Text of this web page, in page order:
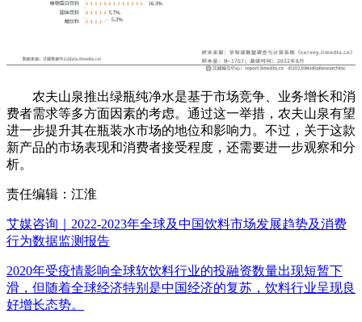
农夫山泉推出绿瓶纯净水是基于市场竞争、业务增长和消
费者需求等多方面因素的考虑。通过这一举措，农夫山泉有望
进一步提升其在瓶装水市场的地位和影响力。不过，关于这款
新产品的市场表现和消费者接受程度，还需要进一步观察和分
析。
责任编辑：江淮
艾媒咨询｜2022-2023年全球及中国饮料市场发展趋势及消费
行为数据监测报告
2020年受疫情影响全球软饮料行业的投融资数量出现短暂下
滑，但随着全球经济特别是中国经济的复苏，饮料行业呈现良
好增长态势。